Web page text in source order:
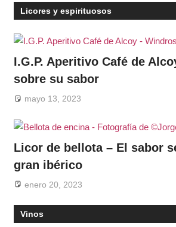
Licores y espirituosos
I.G.P. Aperitivo Café de
sobre su sabor
mayo 13, 2023
Licor de bellota – El sabor
gran ibérico
enero 20, 2023
Vinos